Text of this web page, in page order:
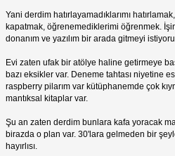
Yani derdim hatırlayamadıklarımı
kapatmak, öğrenemediklerimi öğrenmek. İşin
donanım ve yazılım bir arada gitmeyi
Evi zaten ufak bir atölye haline getirmeye
bazı eksikler var. Deneme tahtası niyetine
raspberry pilarım var kütüphanemde çok
mantıksal kitaplar var.
Şu an zaten derdim bunlara kafa yoracak
birazda o plan var. 30'lara gelmeden bir
hayırlısı.